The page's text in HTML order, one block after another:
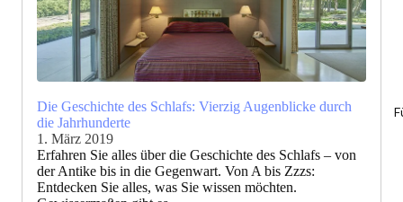
Die Geschichte des Schlafs: Vierzig Augenblicke durch
die Jahrhunderte
1. März 2019
Erfahren Sie alles über die Geschichte des Schlafs – von
der Antike bis in die Gegenwart. Von A bis Zzzs:
Entdecken Sie alles, was Sie wissen möchten.